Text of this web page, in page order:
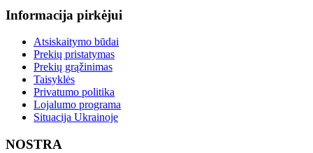
Informacija pirkėjui
Atsiskaitymo būdai
Prekių pristatymas
Prekių grąžinimas
Taisyklės
Privatumo politika
Lojalumo programa
Situacija Ukrainoje
NOSTRA